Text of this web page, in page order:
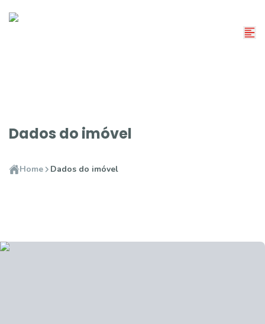
Dados do imóvel
Home Dados do imóvel